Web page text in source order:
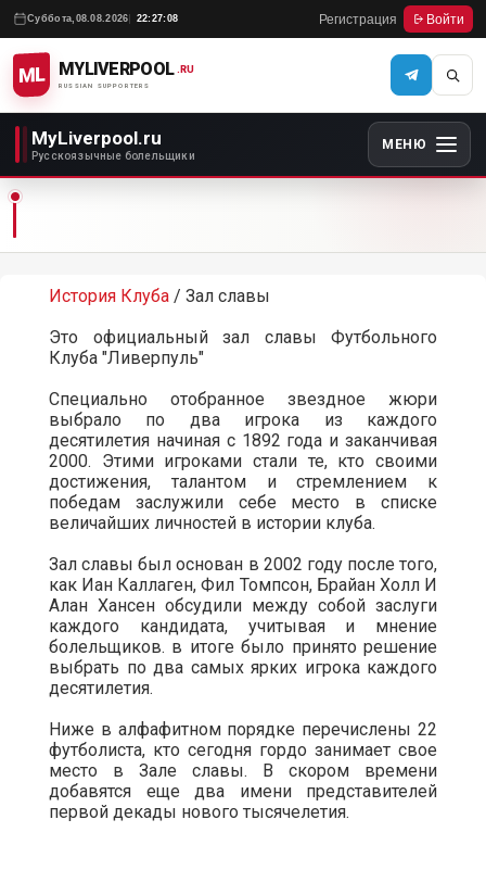
Суббота, 08.08.2026 22:27:08 Регистрация Войти
ML MYLIVERPOOL
RUSSIAN SUPPORTERS
.RU
MyLiverpool.ru
Русскоязычные болельщики
МЕНЮ
История Клуба / Зал славы
Это официальный зал славы Футбольного
Клуба "Ливерпуль"
Специально отобранное звездное жюри
выбрало по два игрока из каждого
десятилетия начиная с 1892 года и заканчивая
2000. Этими игроками стали те, кто своими
достижения, талантом и стремлением к
победам заслужили себе место в списке
величайших личностей в истории клуба.
Зал славы был основан в 2002 году после того,
как Иан Каллаген, Фил Томпсон, Брайан Холл И
Алан Хансен обсудили между собой заслуги
каждого кандидата, учитывая и мнение
болельщиков. в итоге было принято решение
выбрать по два самых ярких игрока каждого
десятилетия.
Ниже в алфафитном порядке перечислены 22
футболиста, кто сегодня гордо занимает свое
место в Зале славы. В скором времени
добавятся еще два имени представителей
первой декады нового тысячелетия.